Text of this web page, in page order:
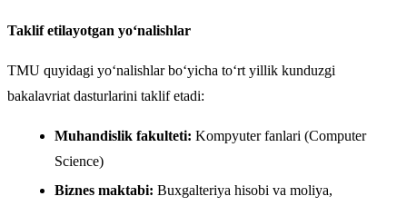
Taklif etilayotgan yo‘nalishlar
TMU quyidagi yo‘nalishlar bo‘yicha to‘rt yillik kunduzgi
bakalavriat dasturlarini taklif etadi:
Muhandislik fakulteti: Kompyuter fanlari (Computer
Science)
Biznes maktabi: Buxgalteriya hisobi va moliya,